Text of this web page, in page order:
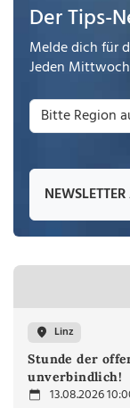
Der Tips-
Melde dich für
Jeden Mittwoch
Linz
Stunde der
unverbindlich!
13.08.2026